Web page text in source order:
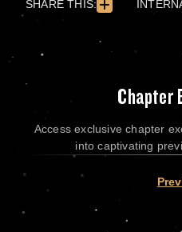
SHARE THIS:
Chapter
Access exclusive chapter
into captivating